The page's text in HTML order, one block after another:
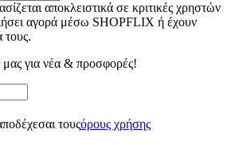
αποκλειστικά σε κριτικές χρηστών
αγορά μέσω SHOPFLIX ή έχουν
τους.
για νέα & προσφορές!
τουςόρους χρήσης